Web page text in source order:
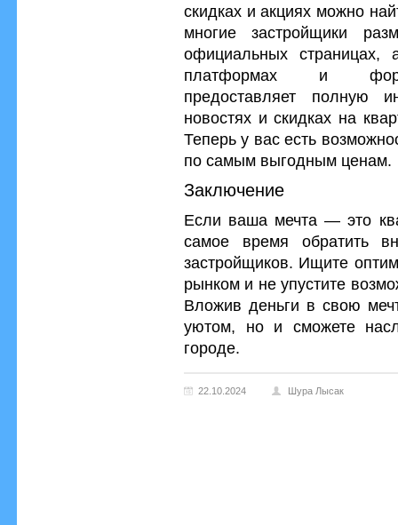
скидках и акциях можно
многие застройщики
официальных страницах,
платформах и
предоставляет полную
новостях и скидках на
Теперь у вас есть
по самым выгодным ценам.
Заключение
Если ваша мечта — это
самое время обратить
застройщиков. Ищите
рынком и не упустите
Вложив деньги в свою
уютом, но и сможете
городе.
22.10.2024 Шура Лысак